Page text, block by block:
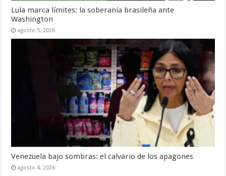
Lula marca límites: la soberanía brasileña ante
Washington
agosto 5, 2026
Venezuela bajo sombras: el calvario de los apagones
agosto 4, 2026